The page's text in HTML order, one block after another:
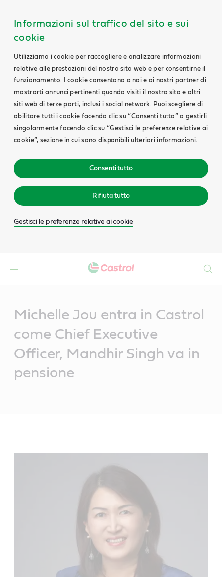
Informazioni sul traffico del sito e sui
cookie
Utilizziamo i cookie per raccogliere e analizzare informazioni
relative alle prestazioni del nostro sito web e per consentirne il
funzionamento. I cookie consentono a noi e ai nostri partner di
mostrarti annunci pertinenti quando visiti il nostro sito e altri
siti web di terze parti, inclusi i social network. Puoi scegliere di
abilitare tutti i cookie facendo clic su “Consenti tutto” o gestirli
singolarmente facendo clic su “Gestisci le preferenze relative ai
cookie”, sezione in cui sono disponibili ulteriori informazioni.
Consenti tutto
Rifiuta tutto
Gestisci le preferenze relative ai cookie
Michelle Jou entra in Castrol
come Chief Executive
Officer, Mandhir Singh va in
pensione